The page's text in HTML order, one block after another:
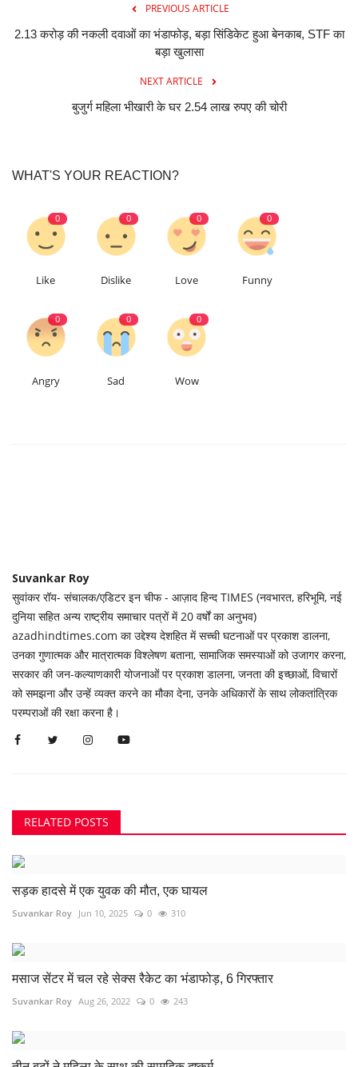
PREVIOUS ARTICLE
2.13 करोड़ की नकली दवाओं का भंडाफोड़, बड़ा सिंडिकेट हुआ बेनकाब, STF का
बड़ा खुलासा
NEXT ARTICLE
बुजुर्ग महिला भीखारी के घर 2.54 लाख रुपए की चोरी
WHAT'S YOUR REACTION?
0
Like
0
Dislike
0
Love
0
Funny
0
Angry
0
Sad
0
Wow
Suvankar Roy
सुवांकर रॉय- संचालक/एडिटर इन चीफ - आज़ाद हिन्द TIMES (नवभारत, हरिभूमि, नई
दुनिया सहित अन्य राष्ट्रीय समाचार पत्रों में 20 वर्षों का अनुभव)
azadhindtimes.com का उद्देश्य देशहित में सच्ची घटनाओं पर प्रकाश डालना,
उनका गुणात्मक और मात्रात्मक विश्लेषण बताना, सामाजिक समस्याओं को उजागर करना,
सरकार की जन-कल्याणकारी योजनाओं पर प्रकाश डालना, जनता की इच्छाओं, विचारों
को समझना और उन्हें व्यक्त करने का मौका देना, उनके अधिकारों के साथ लोकतांत्रिक
परम्पराओं की रक्षा करना है।
RELATED POSTS
सड़क हादसे में एक युवक की मौत, एक घायल
Suvankar Roy Jun 10, 2025 0 310
मसाज सेंटर में चल रहे सेक्स रैकेट का भंडाफोड़, 6 गिरफ्तार
Suvankar Roy Aug 26, 2022 0 243